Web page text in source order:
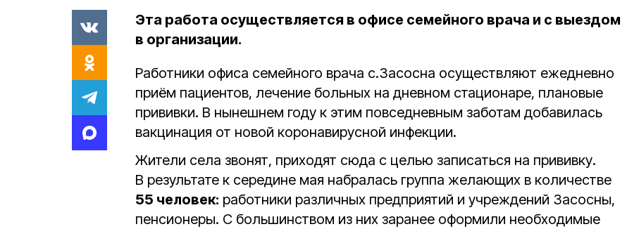
Эта работа осуществляется в офисе семейного врача и с выездом
в организации.
Работники офиса семейного врача с.Засосна осуществляют ежедневно
приём пациентов, лечение больных на дневном стационаре, плановые
прививки. В нынешнем году к этим повседневным заботам добавилась
вакцинация от новой коронавирусной инфекции.
Жители села звонят, приходят сюда с целью записаться на прививку.
В результате к середине мая набралась группа желающих в количестве
55 человек: работники различных предприятий и учреждений Засосны,
пенсионеры. С большинством из них заранее оформили необходимые